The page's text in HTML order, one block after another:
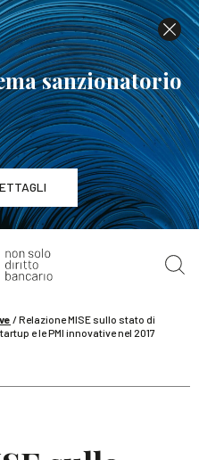
sanzionatorio
Ottobre
del TUF
/Relazione MISE sullo stato di
e le PMI innovative nel 2017